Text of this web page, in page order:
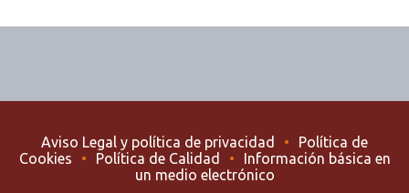
Aviso Legal y política de privacidad •
Política de
Cookies
• Política de Calidad •
Información básica en
un medio electrónico